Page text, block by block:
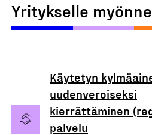
Yritykselle
Käytetyn
uudenveroiseksi
kierrättäminen
palvelu